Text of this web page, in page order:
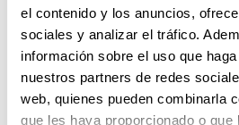
el contenido y los anuncios,
sociales y analizar el tráfico.
información sobre el uso que
nuestros partners de redes
web, quienes pueden combinarla
que les haya proporcionado o que
❌ No tiene en cuenta factores
valores, las actitudes laborales o
personalidad, elementos que
más como esenciales para